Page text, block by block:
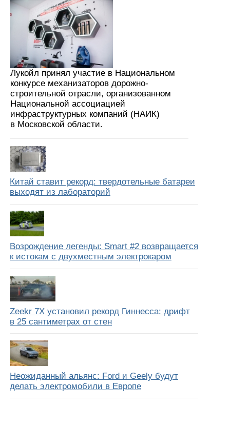
Лукойл принял участие в Национальном
конкурсе механизаторов дорожно-
строительной отрасли, организованном
Национальной ассоциацией
инфраструктурных компаний (НАИК)
в Московской области.
Китай ставит рекорд: твердотельные батареи
выходят из лабораторий
Возрождение легенды: Smart #2 возвращается
к истокам с двухместным электрокаром
Zeekr 7X установил рекорд Гиннесса: дрифт
в 25 сантиметрах от стен
Неожиданный альянс: Ford и Geely будут
делать электромобили в Европе